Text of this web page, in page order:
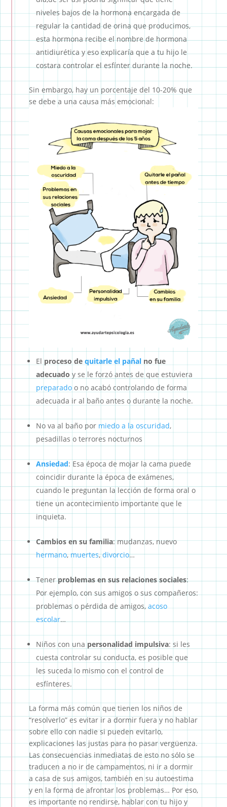
niveles bajos de la hormona encargada de
regular la cantidad de orina que producimos,
esta hormona recibe el nombre de hormona
antidiurética y eso explicaría que a tu hijo le
costara controlar el esfínter durante la noche.
Sin embargo, hay un porcentaje del 10-20% que
se debe a una causa más emocional:
El proceso de quitarle el pañalno fue
adecuado y se le forzó antes de que estuviera
preparadoo no acabó controlando de forma
adecuada ir al baño antes o durante la noche.
No va al baño por miedo a la oscuridad,
pesadillas o terrores nocturnos
Ansiedad: Esa época de mojar la cama puede
coincidir durante la época de exámenes,
cuando le preguntan la lección de forma oral o
tiene un acontecimiento importante que le
inquieta.
Cambios en su familia: mudanzas, nuevo
hermano,muertes,divorcio…
Tenerproblemas en sus relaciones sociales:
Por ejemplo, con sus amigos o sus compañeros:
problemas o pérdida de amigos,acoso
escolar…
Niños con una personalidad impulsiva: si les
cuesta controlar su conducta, es posible que
les suceda lo mismo con el control de
esfínteres.
La forma más común que tienen los niños de
“resolverlo” es evitar ir a dormir fuera y no hablar
sobre ello con nadie si pueden evitarlo,
explicaciones las justas para no pasar vergüenza.
Las consecuencias inmediatas de esto no sólo se
traducen a no ir de campamentos, ni ir a dormir
a casa de sus amigos, también en su autoestima
y en la forma de afrontar los problemas… Por eso,
es importante no rendirse, hablar con tu hijo y